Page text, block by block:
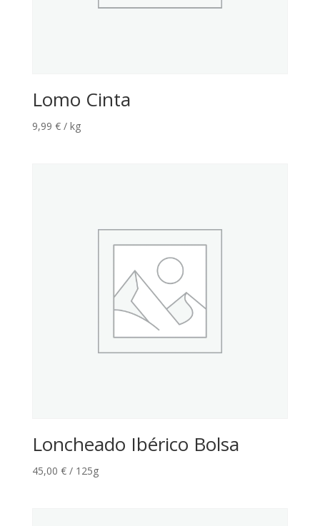
Lomo Cinta
9,99 € / kg
Loncheado Ibérico Bolsa
45,00 € / 125g